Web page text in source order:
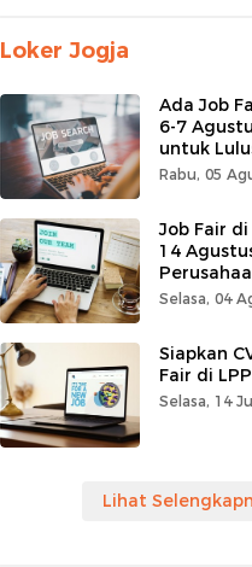
Loker Jogja
Ada Job
6-7
untuk
Rabu, 05
Job Fair di
14
Selasa, 04
Siapkan
Fair di
Selasa, 14
Lihat